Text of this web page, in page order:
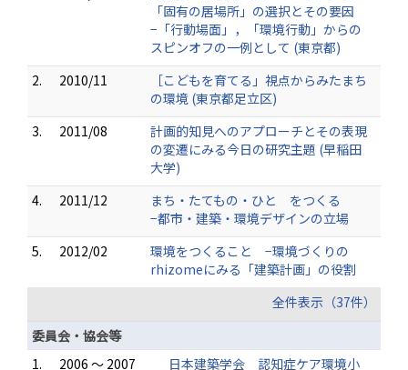
「固有の居場所」の選択とその要因
−「行動場面」，「環境行動」からの
スピンオフの一例として (東京都)
2.
2010/11
［こどもを育てる」視点からみたまち
の環境 (東京都足立区)
3.
2011/08
計画的知見へのアプローチとその表現
の変遷にみる今日の研究主題 (早稲田
大学)
4.
2011/12
まち・たてもの・ひと をつくる
−都市・建築・環境デザインの立場
5.
2012/02
環境をつくること −環境づくりの
rhizomeにみる「建築計画」の役割
全件表示（37件）
委員会・協会等
1.
2006 ～ 2007
日本建築学会 認知症ケア環境小